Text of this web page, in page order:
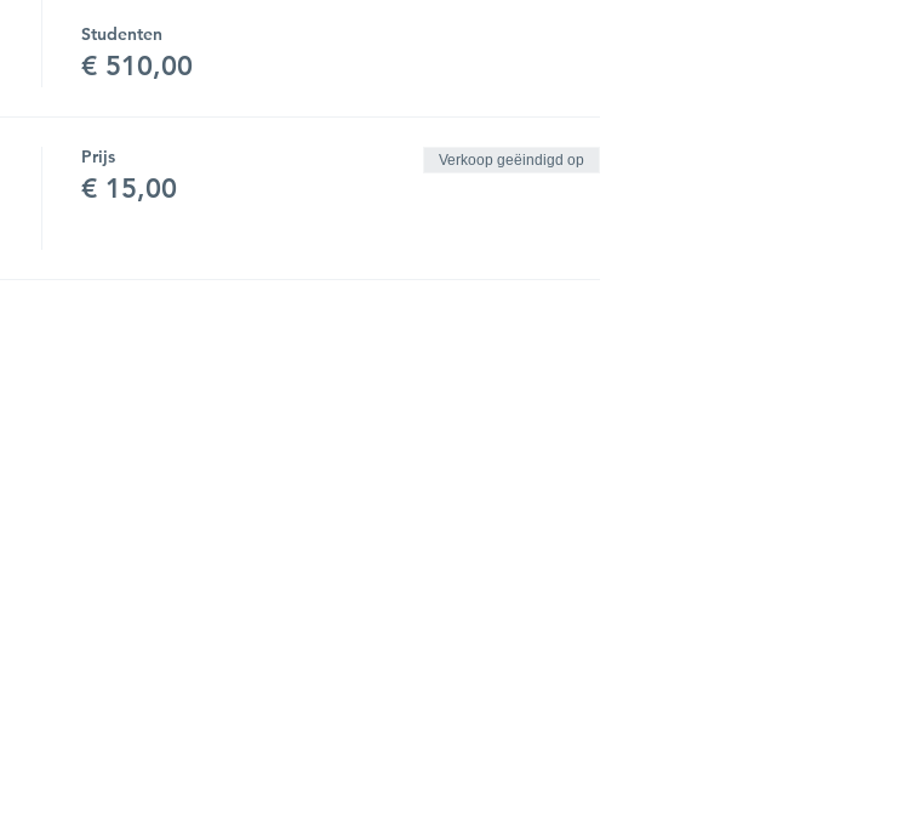
Studenten
€ 510,00
Prijs
€ 15,00
Verkoop geëindigd op